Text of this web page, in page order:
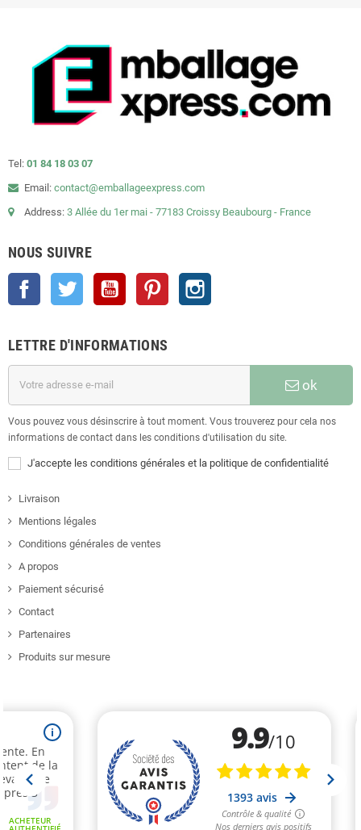
Tel: 01 84 18 03 07
Email: contact@emballageexpress.com
Address: 3 Allée du 1er mai - 77183 Croissy Beaubourg - France
NOUS SUIVRE
Facebook Twitter YouTube Pinterest
LETTRE D'INFORMATIONS
ok
Vous pouvez vous désinscrire à tout moment. Vous trouverez pour cela nos
informations de contact dans les conditions d'utilisation du site.
J'accepte les conditions générales et la politique de confidentialité
Livraison
Mentions légales
Conditions générales de ventes
A propos
Paiement sécurisé
Contact
Partenaires
Produits sur mesure